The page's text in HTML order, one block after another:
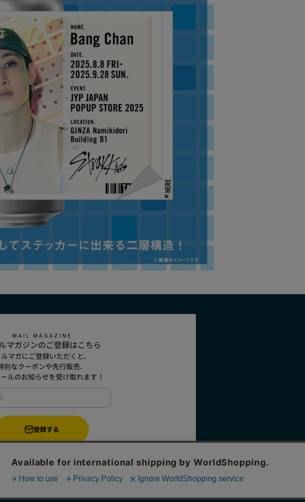
MAIL MAGAZINE
マガジンのご登録はこちら
ルマガにご登録いただくと、
別なクーポンや先行販売、
ルのお知らせを受け取れます！
登録する